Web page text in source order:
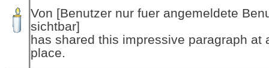
Von [Benutzer nur fuer angemeldete
sichtbar]
has shared this impressive paragraph at
place.